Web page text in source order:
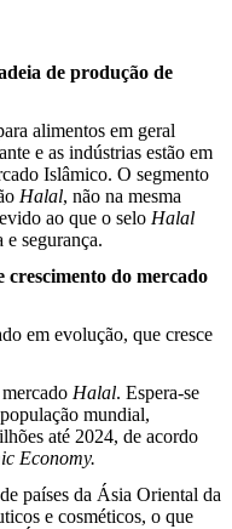
de produção de
alimentos em geral
e as indústrias estão em
Islâmico. O segmento
Halal, não na mesma
ao que o selo Halal
e segurança.
do mercado
em evolução, que cresce
Halal. Espera-se
mundial,
até 2024, de acordo
Economy.
países da Ásia Oriental da
e cosméticos, o que